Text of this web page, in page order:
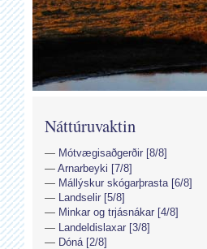
Náttúruvaktin
Mótvægisaðgerðir [8/8]
Arnarbeyki [7/8]
Mállýskur skógarþrasta [6/8]
Landselir [5/8]
Minkar og trjásnákar [4/8]
Landeldislaxar [3/8]
Dóná [2/8]